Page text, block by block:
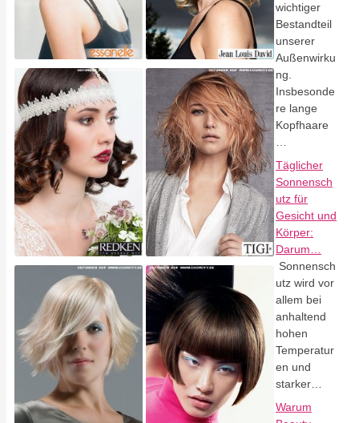
wichtiger
Bestandteil
unserer
Außenwirku
ng.
Insbesonde
re lange
Kopfhaare
Täglicher
Sonnensch
utz für
Gesicht und
Körper:
Darum…
Sonnensch
utz wird vor
allem bei
anhaltend
hohen
Temperatur
en und
starker…
Warum